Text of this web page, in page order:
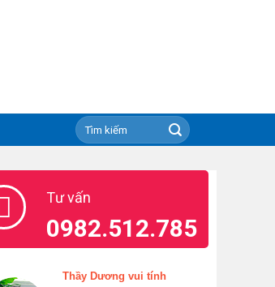
Tư vấn
0982.512.785
Thầy Dương vui tính